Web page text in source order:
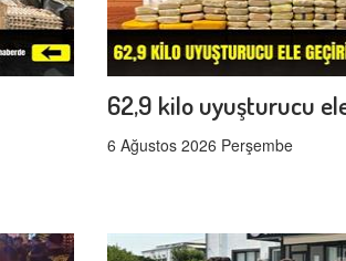
62,9 kilo uyuşturucu
6 Ağustos 2026 Perşembe